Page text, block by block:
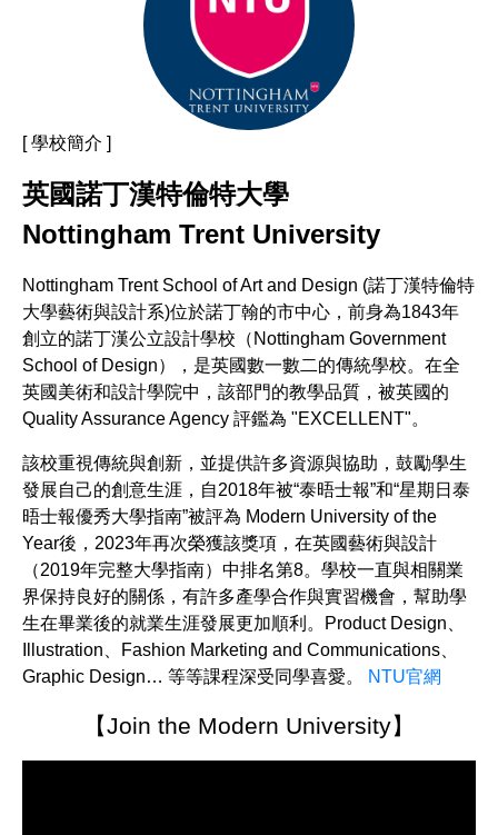
[ 學校簡介 ]
英國諾丁漢特倫特大學
Nottingham Trent University
Nottingham Trent School of Art and Design (諾丁漢特倫特
大學藝術與設計系)位於諾丁翰的市中心，前身為1843年
創立的諾丁漢公立設計學校（Nottingham Government
School of Design），是英國數一數二的傳統學校。在全
英國美術和設計學院中，該部門的教學品質，被英國的
Quality Assurance Agency 評鑑為 "EXCELLENT"。
該校重視傳統與創新，並提供許多資源與協助，鼓勵學生
發展自己的創意生涯，自2018年被“泰晤士報”和“星期日泰
晤士報優秀大學指南”被評為 Modern University of the
Year後，2023年再次榮獲該獎項，在英國藝術與設計
（2019年完整大學指南）中排名第8。學校一直與相關業
界保持良好的關係，有許多產學合作與實習機會，幫助學
生在畢業後的就業生涯發展更加順利。Product Design、
Illustration、Fashion Marketing and Communications、
Graphic Design… 等等課程深受同學喜愛。
NTU官網
【Join the Modern University】